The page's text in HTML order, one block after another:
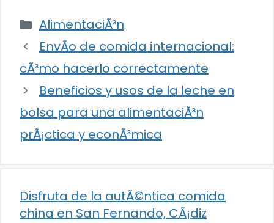
Categorías
AlimentaciÃ³n
EnvÃ­o de comida internacional:
cÃ³mo hacerlo correctamente
Beneficios y usos de la leche en
bolsa para una alimentaciÃ³n
prÃ¡ctica y econÃ³mica
Disfruta de la autÃ©ntica comida
china en San Fernando, CÃ¡diz